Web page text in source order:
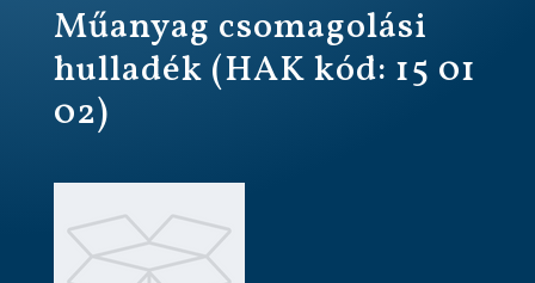
Műanyag csomagolási
hulladék (HAK kód: 15 01
02)